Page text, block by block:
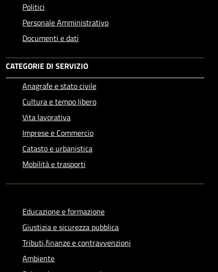
Politici
Personale Amministrativo
Documenti e dati
CATEGORIE DI SERVIZIO
Anagrafe e stato civile
Cultura e tempo libero
Vita lavorativa
Imprese e Commercio
Catasto e urbanistica
Mobilità e trasporti
Educazione e formazione
Giustizia e sicurezza pubblica
Tributi,finanze e contravvenzioni
Ambiente